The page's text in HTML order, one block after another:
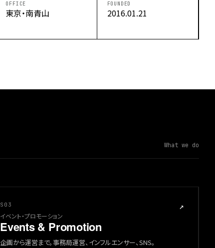
OFFICE
東京・南青山
FOUNDED
2016.01.21
What we do
S03 ↗
イベント・プロモーション
Events & Promotion
企画から運営まで。事務局運営、インフルエンサー、SNS。